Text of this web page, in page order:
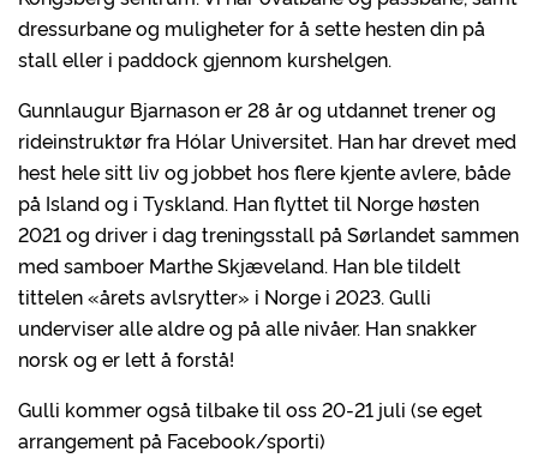
dressurbane og muligheter for å sette hesten din på
stall eller i paddock gjennom kurshelgen.
Gunnlaugur Bjarnason er 28 år og utdannet trener og
rideinstruktør fra Hólar Universitet. Han har drevet med
hest hele sitt liv og jobbet hos flere kjente avlere, både
på Island og i Tyskland. Han flyttet til Norge høsten
2021 og driver i dag treningsstall på Sørlandet sammen
med samboer Marthe Skjæveland. Han ble tildelt
tittelen «årets avlsrytter» i Norge i 2023. Gulli
underviser alle aldre og på alle nivåer. Han snakker
norsk og er lett å forstå!
Gulli kommer også tilbake til oss 20-21 juli (se eget
arrangement på Facebook/sporti)